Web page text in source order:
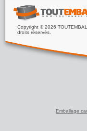
Copyright © 2026
droits réservés.
Emballage